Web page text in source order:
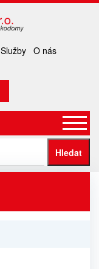
Služby O nás